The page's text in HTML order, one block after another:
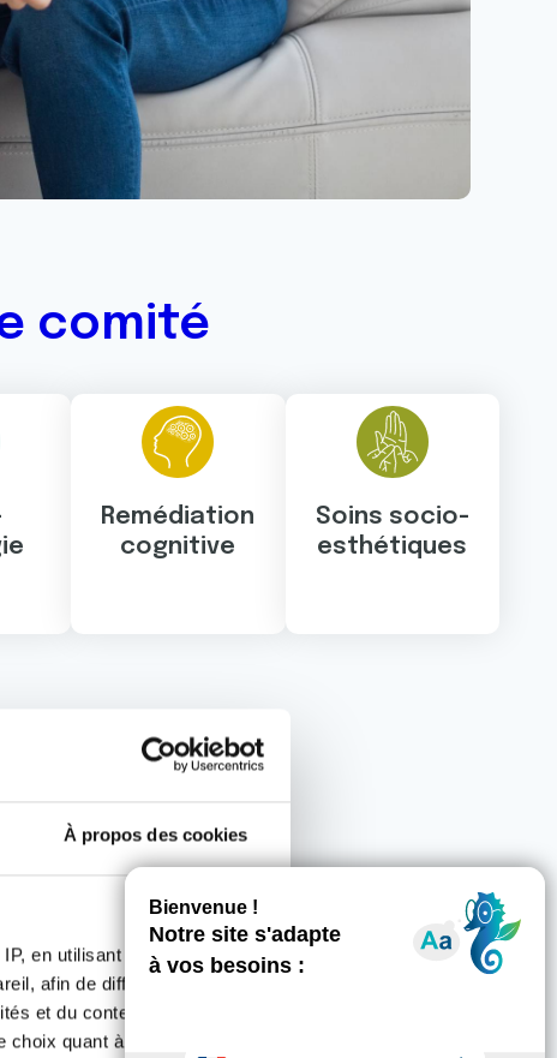
À propos des cookies
en utilisant des
afin de diffuser des
et du contenu, ainsi que de
quant à l'utilisation de
comité
Remédiation
cognitive
Soins socio-
esthétiques